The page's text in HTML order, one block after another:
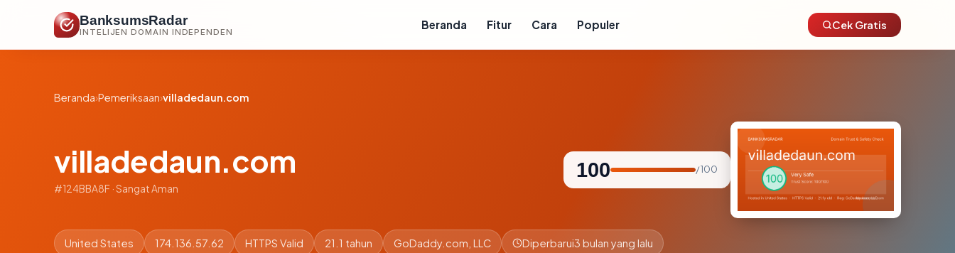
BanksumsRadar
INTELIJEN DOMAIN INDEPENDEN
Beranda Fitur Cara Populer Cek Gratis
Beranda›Pemeriksaan›villadedaun.com
villadedaun.com
#124BBA8F · Sangat Aman
100 / 100
United States 174.136.57.62 HTTPS Valid 21.1 tahun GoDaddy.com, LLC Diperbarui3 bulan yang lalu